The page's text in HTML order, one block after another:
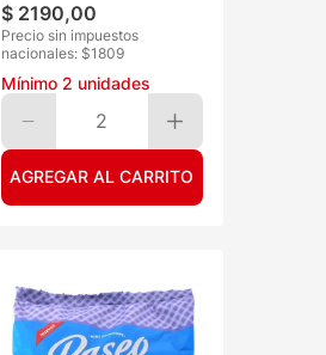
$ 2190,00
Precio sin impuestos
nacionales: $1809
Mínimo 2 unidades
2
AGREGAR AL CARRITO